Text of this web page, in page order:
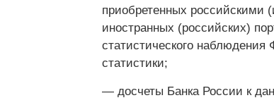
приобретенных российскими
иностранных (российских)
статистического
статистики;
— досчеты Банка России к